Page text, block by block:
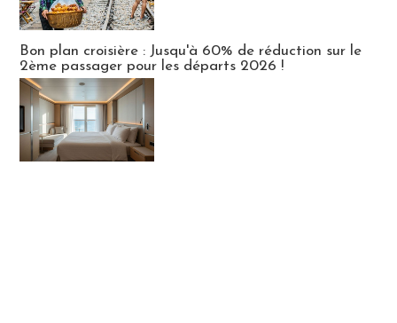
Bon plan croisière : Jusqu'à 60% de réduction sur le
2ème passager pour les départs 2026 !